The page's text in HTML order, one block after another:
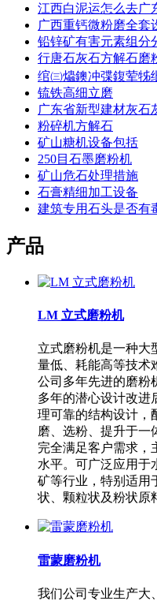
江西白泥运怎么去广
广西重钙微粉磨全套
铅锌矿有害元素组分
行唐石灰石方解石磨
绾㈢爞鐭冲弽鍑荤牬
锍铁高细立磨
广东省新型建材灰石
粉碎机方解石
矿山糖机设备包括
250目石墨磨粉机
矿山危石处理措施
石膏精细加工设备
建筑专用石头是否有
产品
LM 立式磨粉机
立式磨粉机是一种大
量低、耗能高等技术
公司多年先进的磨粉
多年的潜心设计改进
理可靠的结构设计，
磨、选粉、提升于一
完全满足客户需求，
水平。可广泛应用于
矿等行业，特别适用
状、颗粒状及粉状原
雷蒙磨粉机
我们公司专业生产大